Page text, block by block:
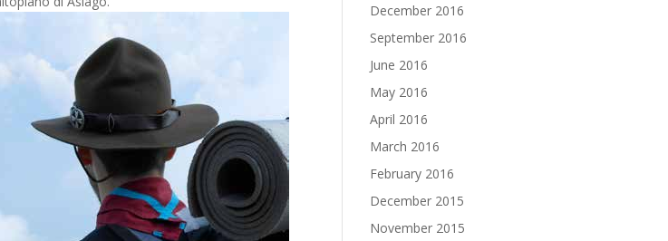
December 2016
September 2016
June 2016
May 2016
April 2016
March 2016
February 2016
December 2015
November 2015